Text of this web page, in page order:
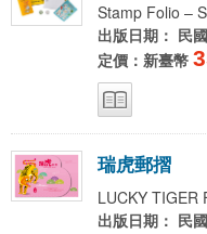
Stamp Folio –
出版日期： 民
定價：新臺幣
瑞虎郵摺
LUCKY TIGER
出版日期： 民